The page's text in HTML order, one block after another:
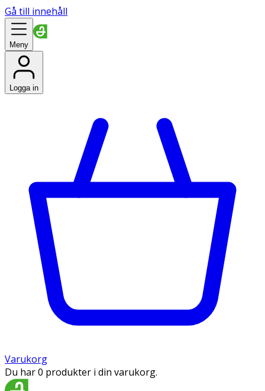
Gå till innehåll
Meny
Logga in
Varukorg
Du har 0 produkter i din varukorg.